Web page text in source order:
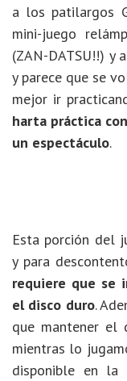
a los patilargos
mini-juego
(ZAN-DATSU!!) y
y parece que se
mejor ir
harta práctica
un espectáculo.
Esta porción del
y para
requiere que se
el disco duro.
que mantener el
mientras lo
disponible en la